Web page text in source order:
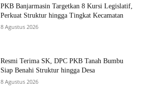
PKB Banjarmasin Targetkan 8 Kursi Legislatif,
Perkuat Struktur hingga Tingkat Kecamatan
8 Agustus 2026
Resmi Terima SK, DPC PKB Tanah Bumbu
Siap Benahi Struktur hingga Desa
8 Agustus 2026